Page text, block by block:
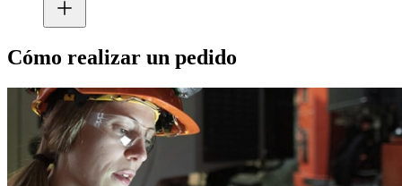
Cómo realizar un pedido